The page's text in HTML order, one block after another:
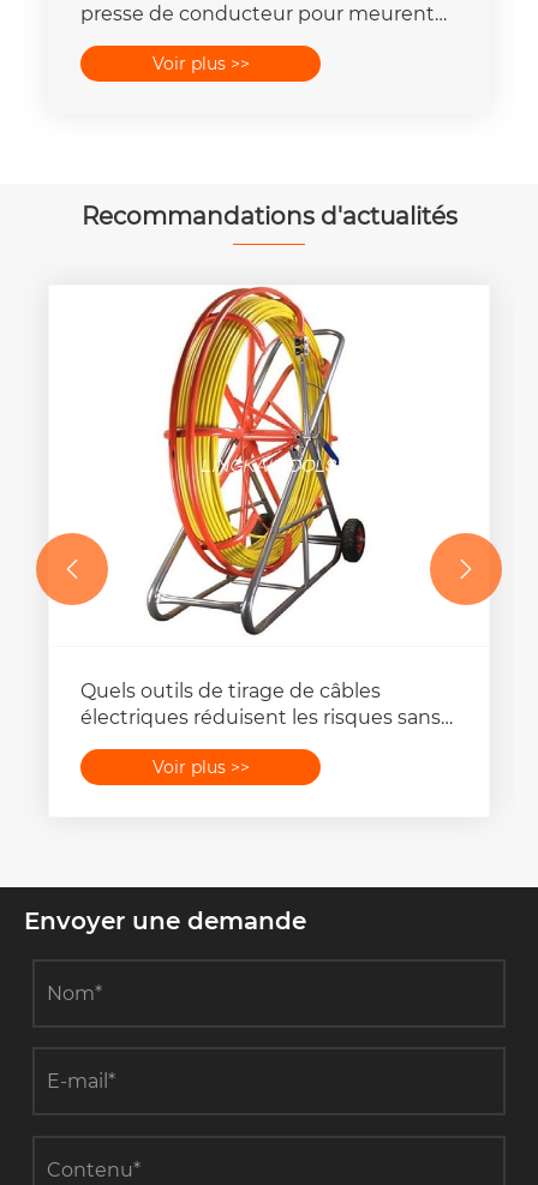
presse de conducteur pour meurent
400mm2 de 25T-300T
Voir plus >>
Recommandations d'actualités
Quels outils de tirage de câbles
électriques réduisent les risques sans
Voir plus >>
 
Envoyer une demande